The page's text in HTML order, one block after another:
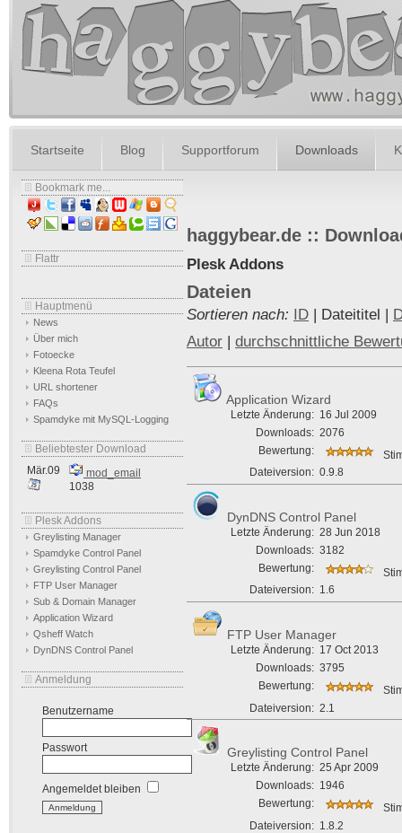
Startseite Blog Supportforum Downloads
Bookmark me...
Flattr
Hauptmenü
News
Über mich
Fotoecke
Kleena Rota Teufel
URL shortener
FAQs
Spamdyke mit MySQL-Logging
Beliebtester Download
Mär.09
mod_email
1038
Plesk Addons
Greylisting Manager
Spamdyke Control Panel
Greylisting Control Panel
FTP User Manager
Sub & Domain Manager
Application Wizard
Qsheff Watch
DynDNS Control Panel
Anmeldung
Benutzername
Passwort
Angemeldet bleiben
haggybear.de ::
Plesk Addons
Dateien
Sortieren nach: ID | Dateititel |
Autor | durchschnittliche
Application Wizard
Letzte Änderung: 16 Jul 2009
Downloads: 2076
Bewertung:
Dateiversion: 0.9.8
DynDNS Control Panel
Letzte Änderung: 28 Jun 2018
Downloads: 3182
Bewertung:
Dateiversion: 1.6
FTP User Manager
Letzte Änderung: 17 Oct 2013
Downloads: 3795
Bewertung:
Dateiversion: 2.1
Greylisting Control Panel
Letzte Änderung: 25 Apr 2009
Downloads: 1946
Bewertung:
Dateiversion: 1.8.2